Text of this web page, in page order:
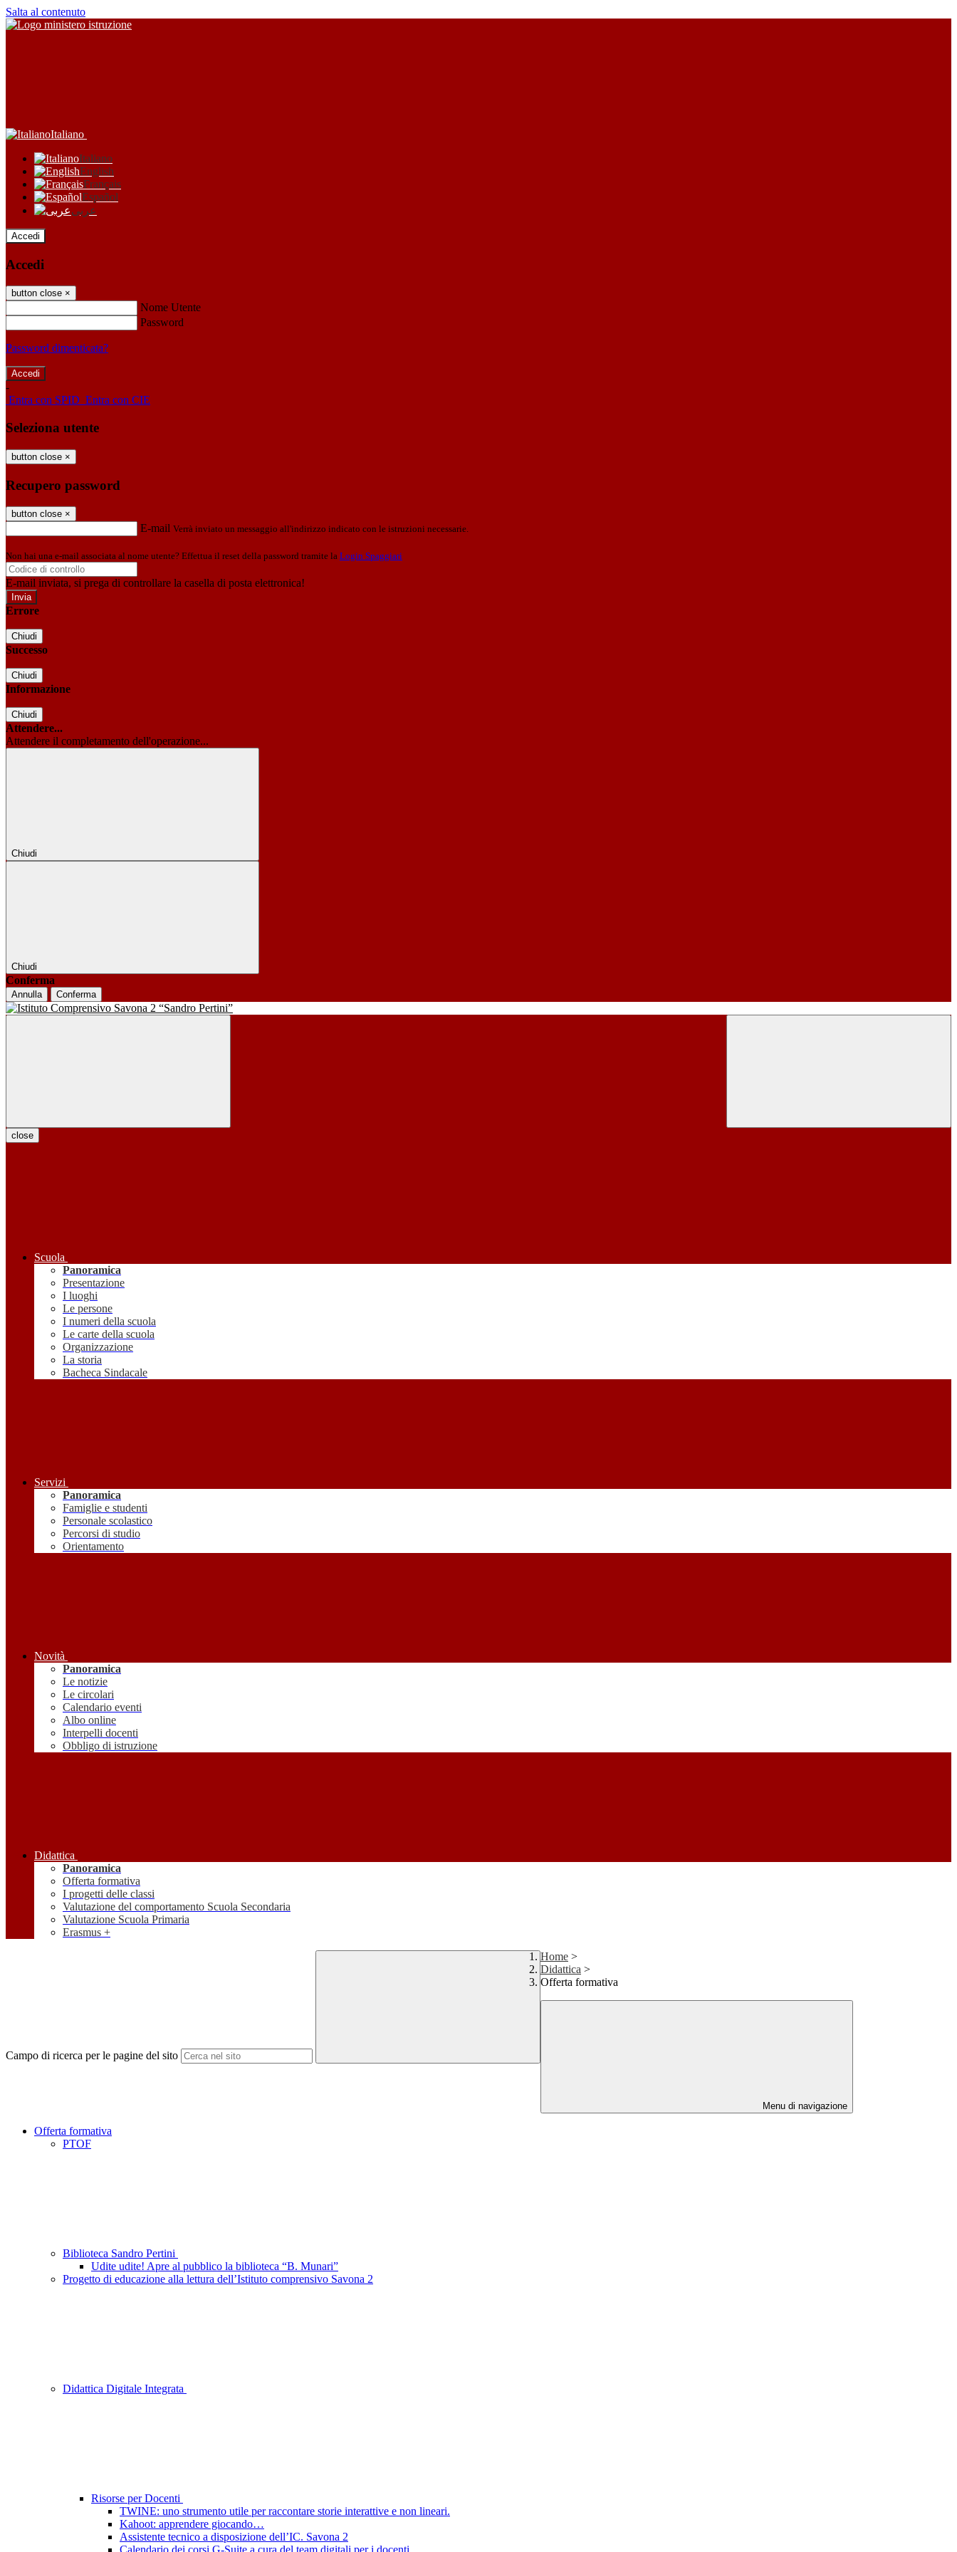
Salta al contenuto
Italiano
Italiano
English
Français
Español
عربى
Accedi
Accedi
button close ×
Nome Utente
Password
Password dimenticata?
-
Entra con SPID Entra con CIE
Seleziona utente
button close ×
Recupero password
button close ×
E-mail Verrà inviato un messaggio all'indirizzo indicato con le istruzioni necessarie.
Non hai una e-mail associata al nome utente? Effettua il reset della password tramite la Login Spaggiari
E-mail inviata, si prega di controllare la casella di posta elettronica!
Errore
Chiudi
Successo
Chiudi
Informazione
Chiudi
Attendere...
Attendere il completamento dell'operazione...
Chiudi
Chiudi
Conferma
Annulla Conferma
close
Scuola
Panoramica
Presentazione
I luoghi
Le persone
I numeri della scuola
Le carte della scuola
Organizzazione
La storia
Bacheca Sindacale
Servizi
Panoramica
Famiglie e studenti
Personale scolastico
Percorsi di studio
Orientamento
Novità
Panoramica
Le notizie
Le circolari
Calendario eventi
Albo online
Interpelli docenti
Obbligo di istruzione
Didattica
Panoramica
Offerta formativa
I progetti delle classi
Valutazione del comportamento Scuola Secondaria
Valutazione Scuola Primaria
Erasmus +
Campo di ricerca per le pagine del sito
Home >
Didattica >
Offerta formativa
Menu di navigazione
Offerta formativa
PTOF
Biblioteca Sandro Pertini
Udite udite! Apre al pubblico la biblioteca “B. Munari”
Progetto di educazione alla lettura dell’Istituto comprensivo Savona 2
Didattica Digitale Integrata
Risorse per Docenti
TWINE: uno strumento utile per raccontare storie interattive e non lineari.
Kahoot: apprendere giocando…
Assistente tecnico a disposizione dell’IC. Savona 2